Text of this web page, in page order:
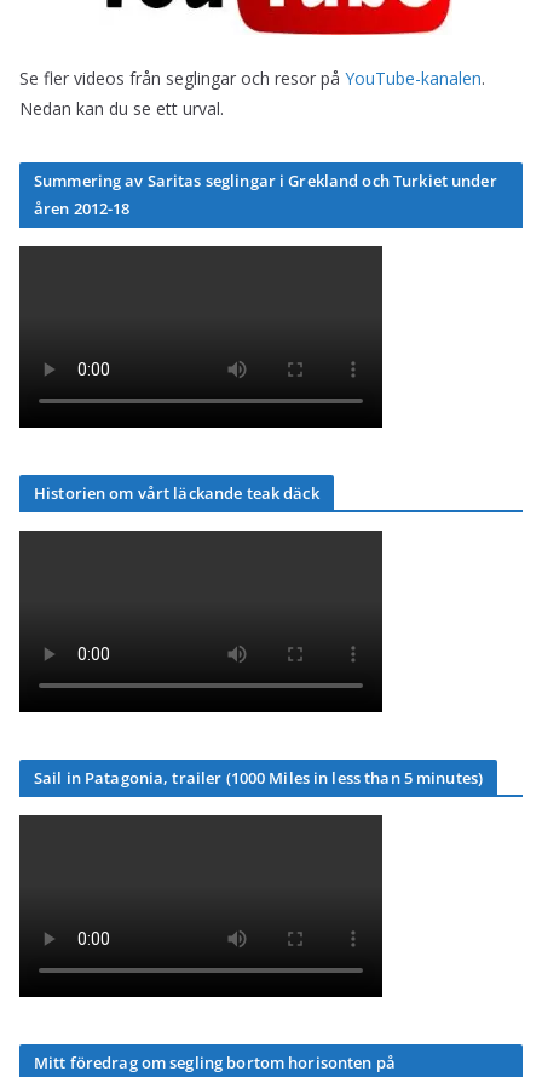
Se fler videos från seglingar och resor på YouTube-kanalen.
Nedan kan du se ett urval.
Summering av Saritas seglingar i Grekland och Turkiet under
åren 2012-18
Historien om vårt läckande teak däck
Sail in Patagonia, trailer (1000 Miles in less than 5 minutes)
Mitt föredrag om segling bortom horisonten på